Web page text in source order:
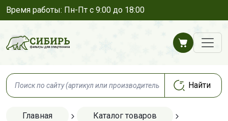
Время работы: Пн-Пт с 9:00 до 18:00
Главная Каталог товаров